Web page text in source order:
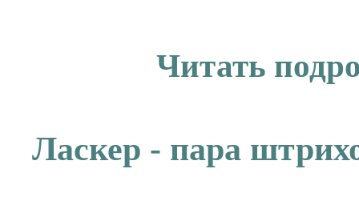
Читать
Ласкер - пара